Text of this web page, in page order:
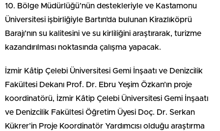
10. Bölge Müdürlüğü’nün destekleriyle ve Kastamonu
Üniversitesi işbirliğiyle Bartın’da bulunan Kirazlıköprü
Barajı’nın su kalitesini ve su kirliliğini araştırarak, turizme
kazandırılması noktasında çalışma yapacak.
İzmir Kâtip Çelebi Üniversitesi Gemi İnşaatı ve Denizcilik
Fakültesi Dekanı Prof. Dr. Ebru Yeşim Özkan’ın proje
koordinatörü, İzmir Kâtip Çelebi Üniversitesi Gemi İnşaatı
ve Denizcilik Fakültesi Öğretim Üyesi Doç. Dr. Serkan
Kükrer’in Proje Koordinatör Yardımcısı olduğu araştırma